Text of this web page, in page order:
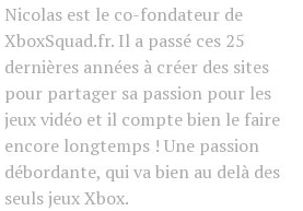
Nicolas est le co-fondateur de
XboxSquad.fr. Il a passé ces 25
dernières années à créer des sites
pour partager sa passion pour les
jeux vidéo et il compte bien le faire
encore longtemps ! Une passion
débordante, qui va bien au delà des
seuls jeux Xbox.